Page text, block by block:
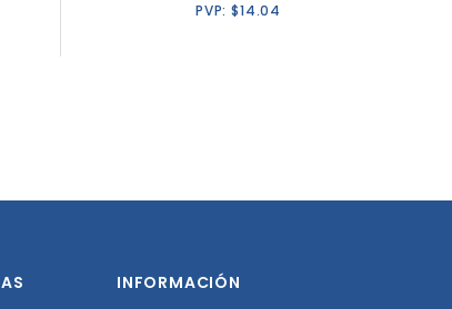
PVP:$14.04
INFORMACIÓN